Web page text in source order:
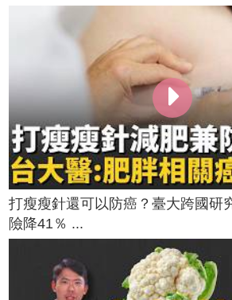
打瘦瘦針還可以防癌？臺大跨國研
險降41％ ...